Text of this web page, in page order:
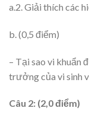
a.2. Giải thích các
b. (0,5 điểm)
– Tại sao vi khuẩn
trưởng của vi sinh
Câu 2: (2,0 điểm)